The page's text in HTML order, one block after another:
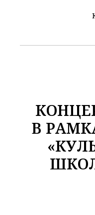
В